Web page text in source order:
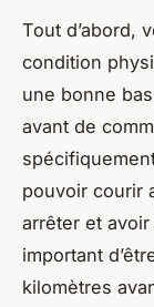
Tout d’abord,
condition
une bonne
avant de
pouvoir courir
arrêter et
important
kilomètres